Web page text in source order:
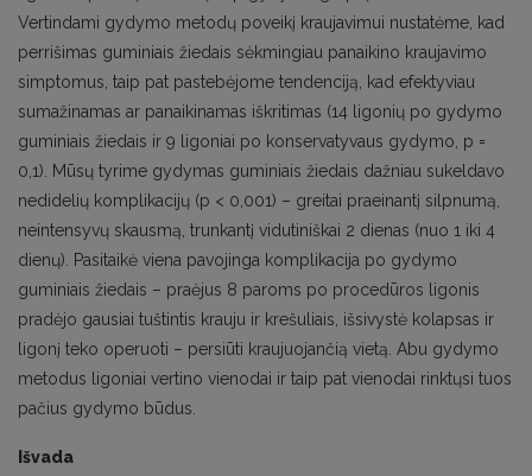
Vertindami gydymo metodų poveikį kraujavimui nustatėme, kad
perrišimas guminiais žiedais sėkmingiau panaikino kraujavimo
simptomus, taip pat pastebėjome tendenciją, kad efektyviau
sumažinamas ar panaikinamas iškritimas (14 ligonių po gydymo
guminiais žiedais ir 9 ligoniai po konservatyvaus gydymo, p =
0,1). Mūsų tyrime gydymas guminiais žiedais dažniau sukeldavo
nedidelių komplikacijų (p < 0,001) – greitai praeinantį silpnumą,
neintensyvų skausmą, trunkantį vidutiniškai 2 dienas (nuo 1 iki 4
dienų). Pasitaikė viena pavojinga komplikacija po gydymo
guminiais žiedais – praėjus 8 paroms po procedūros ligonis
pradėjo gausiai tuštintis krauju ir krešuliais, išsivystė kolapsas ir
ligonį teko operuoti – persiūti kraujuojančią vietą. Abu gydymo
metodus ligoniai vertino vienodai ir taip pat vienodai rinktųsi tuos
pačius gydymo būdus.
Išvada